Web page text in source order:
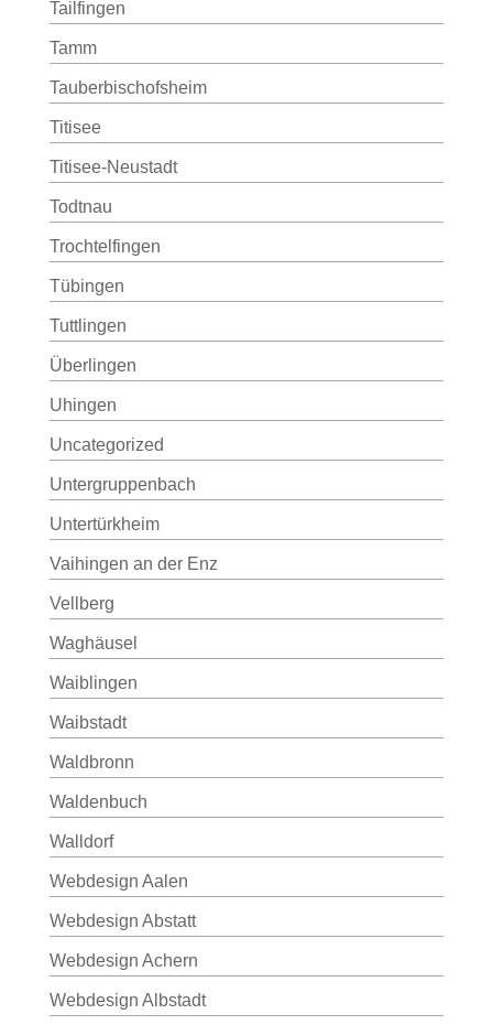
Tailfingen
Tamm
Tauberbischofsheim
Titisee
Titisee-Neustadt
Todtnau
Trochtelfingen
Tübingen
Tuttlingen
Überlingen
Uhingen
Uncategorized
Untergruppenbach
Untertürkheim
Vaihingen an der Enz
Vellberg
Waghäusel
Waiblingen
Waibstadt
Waldbronn
Waldenbuch
Walldorf
Webdesign Aalen
Webdesign Abstatt
Webdesign Achern
Webdesign Albstadt